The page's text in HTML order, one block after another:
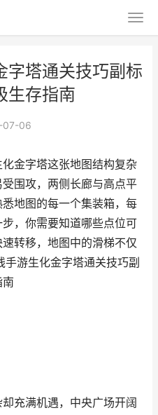
字塔通关技巧副标
生存指南
07-06
金字塔这张地图结构复杂
围攻，两侧长廊与高点平
地图的每一个集装箱，每
，你需要知道哪些点位可
转移，地图中的滑梯不仅
游生化金字塔通关技巧副
充满机遇，中央广场开阔